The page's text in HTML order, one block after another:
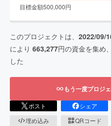
目標金額500,000円
このプロジェクトは、 2022/09/
により 663,277円の資金を集め、
した
もう一度プロジ
ポスト シェア
埋め込み
QRコード